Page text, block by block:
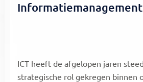
Informatiemanagement
ICT heeft de afgelopen jaren
strategische rol gekregen binnen